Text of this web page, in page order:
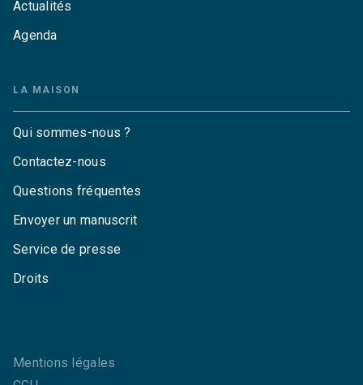
Actualités
Agenda
LA MAISON
Qui sommes-nous ?
Contactez-nous
Questions fréquentes
Envoyer un manuscrit
Service de presse
Droits
Mentions légales